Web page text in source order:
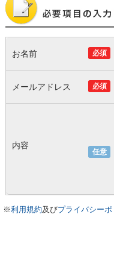
必須
お名前
必須
メールアドレス
任意
内容
※利用規約及びプライバシーポ